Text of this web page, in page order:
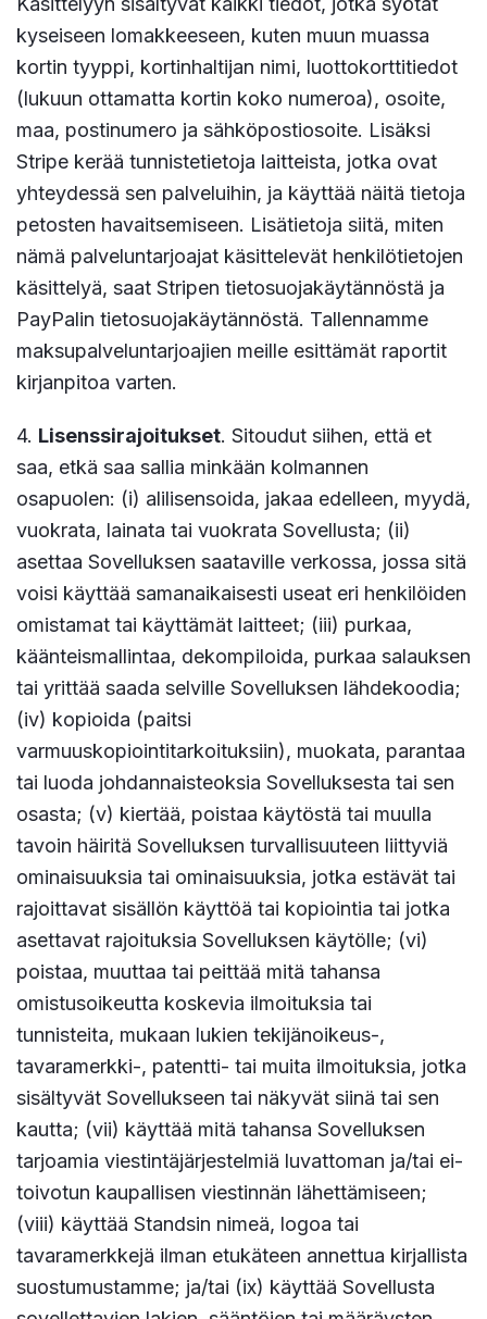
kyseiseen lomakkeeseen, kuten muun muassa
kortin tyyppi, kortinhaltijan nimi, luottokorttitiedot
(lukuun ottamatta kortin koko numeroa), osoite,
maa, postinumero ja sähköpostiosoite. Lisäksi
Stripe kerää tunnistetietoja laitteista, jotka ovat
yhteydessä sen palveluihin, ja käyttää näitä tietoja
petosten havaitsemiseen. Lisätietoja siitä, miten
nämä palveluntarjoajat käsittelevät henkilötietojen
käsittelyä, saat Stripen tietosuojakäytännöstä ja
PayPalin tietosuojakäytännöstä. Tallennamme
maksupalveluntarjoajien meille esittämät raportit
kirjanpitoa varten.
4. Lisenssirajoitukset. Sitoudut siihen, että et
saa, etkä saa sallia minkään kolmannen
osapuolen: (i) alilisensoida, jakaa edelleen, myydä,
vuokrata, lainata tai vuokrata Sovellusta; (ii)
asettaa Sovelluksen saataville verkossa, jossa sitä
voisi käyttää samanaikaisesti useat eri henkilöiden
omistamat tai käyttämät laitteet; (iii) purkaa,
käänteismallintaa, dekompiloida, purkaa salauksen
tai yrittää saada selville Sovelluksen lähdekoodia;
(iv) kopioida (paitsi
varmuuskopiointitarkoituksiin), muokata, parantaa
tai luoda johdannaisteoksia Sovelluksesta tai sen
osasta; (v) kiertää, poistaa käytöstä tai muulla
tavoin häiritä Sovelluksen turvallisuuteen liittyviä
ominaisuuksia tai ominaisuuksia, jotka estävät tai
rajoittavat sisällön käyttöä tai kopiointia tai jotka
asettavat rajoituksia Sovelluksen käytölle; (vi)
poistaa, muuttaa tai peittää mitä tahansa
omistusoikeutta koskevia ilmoituksia tai
tunnisteita, mukaan lukien tekijänoikeus-,
tavaramerkki-, patentti- tai muita ilmoituksia, jotka
sisältyvät Sovellukseen tai näkyvät siinä tai sen
kautta; (vii) käyttää mitä tahansa Sovelluksen
tarjoamia viestintäjärjestelmiä luvattoman ja/tai ei-
toivotun kaupallisen viestinnän lähettämiseen;
(viii) käyttää Standsin nimeä, logoa tai
tavaramerkkejä ilman etukäteen annettua kirjallista
suostumustamme; ja/tai (ix) käyttää Sovellusta